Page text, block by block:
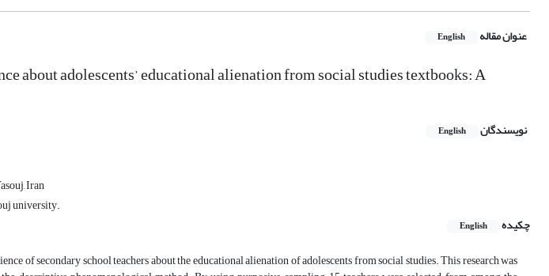
عنوان مقاله English
about adolescents’ educational alienation from social studies textbooks: A
نویسندگان English
Iran
university.
چکیده
English
of secondary school teachers about the educational alienation of adolescents from social studies. This research was